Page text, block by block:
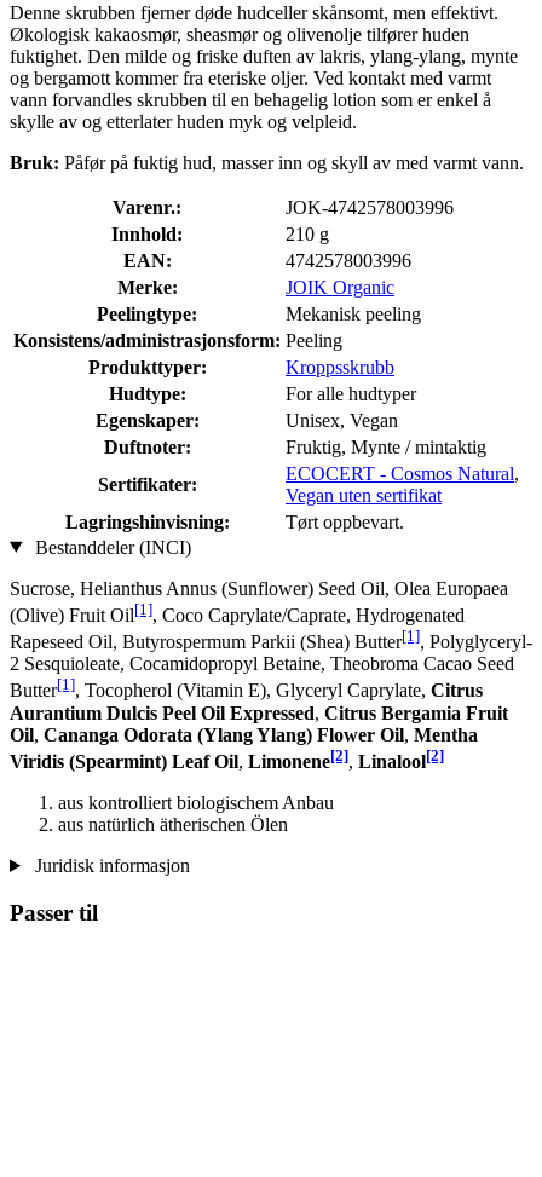
Denne skrubben fjerner døde hudceller skånsomt, men effektivt.
Økologisk kakaosmør, sheasmør og olivenolje tilfører huden
fuktighet. Den milde og friske duften av lakris, ylang-ylang, mynte
og bergamott kommer fra eteriske oljer. Ved kontakt med varmt
vann forvandles skrubben til en behagelig lotion som er enkel å
skylle av og etterlater huden myk og velpleid.
Bruk: Påfør på fuktig hud, masser inn og skyll av med varmt vann.
Varenr.:
JOK-4742578003996
Innhold:
210 g
EAN:
4742578003996
Merke:
JOIK Organic
Peelingtype:
Mekanisk peeling
Konsistens/administrasjonsform: Peeling
Produkttyper:
Kroppsskrubb
Hudtype:
For alle hudtyper
Egenskaper:
Unisex, Vegan
Duftnoter:
Fruktig, Mynte / mintaktig
Sertifikater:
ECOCERT - Cosmos Natural,
Vegan uten sertifikat
Lagringshinvisning:
Tørt oppbevart.
Bestanddeler (INCI)
Sucrose, Helianthus Annus (Sunflower) Seed Oil, Olea Europaea
(Olive) Fruit Oil[1], Coco Caprylate/Caprate, Hydrogenated
Rapeseed Oil, Butyrospermum Parkii (Shea) Butter[1], Polyglyceryl-
2 Sesquioleate, Cocamidopropyl Betaine, Theobroma Cacao Seed
Butter[1], Tocopherol (Vitamin E), Glyceryl Caprylate, Citrus
Aurantium Dulcis Peel Oil Expressed, Citrus Bergamia Fruit
Oil, Cananga Odorata (Ylang Ylang) Flower Oil, Mentha
Viridis (Spearmint) Leaf Oil, Limonene[2], Linalool[2]
aus kontrolliert biologischem Anbau
aus natürlich ätherischen Ölen
Juridisk informasjon
Passer til